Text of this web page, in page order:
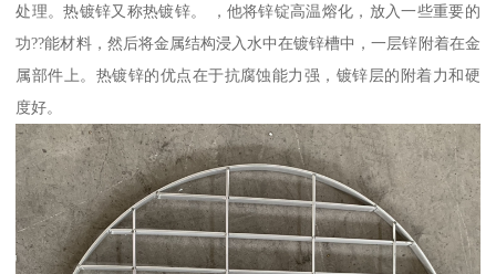
处理。热镀锌又称热镀锌。 ，他将锌锭高温熔化，放入一些重要的
功??能材料，然后将金属结构浸入水中在镀锌槽中，一层锌附着在金
属部件上。热镀锌的优点在于抗腐蚀能力强，镀锌层的附着力和硬
度好。